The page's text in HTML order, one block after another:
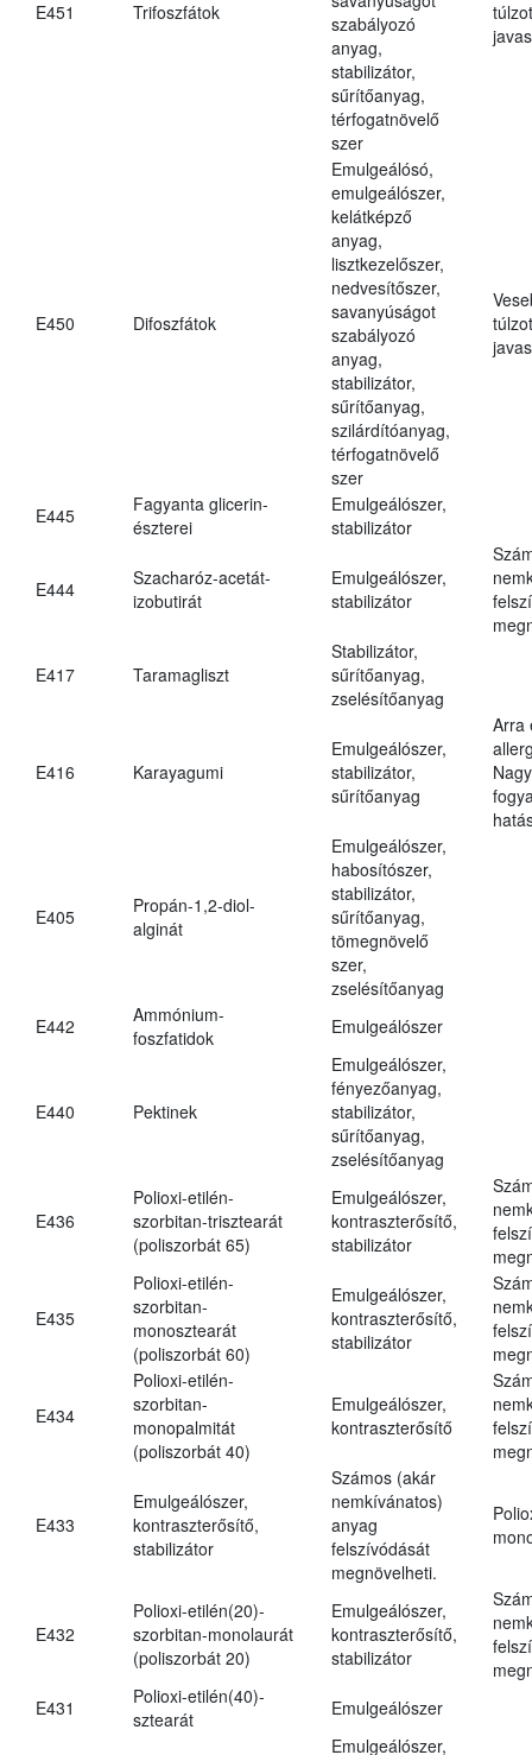
E451 Trifoszfátok
szabályozó
anyag,
stabilizátor,
sűrítőanyag,
térfogatnövelő
szer
E450 Difoszfátok
Emulgeálósó,
emulgeálószer,
kelátképző
anyag,
lisztkezelőszer,
nedvesítőszer,
savanyúságot
szabályozó
anyag,
stabilizátor,
sűrítőanyag,
szilárdítóanyag,
térfogatnövelő
szer
E445
Fagyanta glicerin-
észterei
Emulgeálószer,
stabilizátor
E444
Szacharóz-acetát-
izobutirát
Emulgeálószer,
stabilizátor
E417 Taramagliszt
Stabilizátor,
sűrítőanyag,
zselésítőanyag
E416 Karayagumi
Emulgeálószer,
stabilizátor,
sűrítőanyag
Arra
E405
Propán-1,2-diol-
alginát
Emulgeálószer,
habosítószer,
stabilizátor,
sűrítőanyag,
tömegnövelő
szer,
zselésítőanyag
E442
Ammónium-
foszfatidok
Emulgeálószer
E440 Pektinek
Emulgeálószer,
fényezőanyag,
stabilizátor,
sűrítőanyag,
zselésítőanyag
E436
Polioxi-etilén-
szorbitan-trisztearát
(poliszorbát 65)
Emulgeálószer,
kontraszterősítő,
stabilizátor
E435
Polioxi-etilén-
szorbitan-
monosztearát
(poliszorbát 60)
Emulgeálószer,
kontraszterősítő,
stabilizátor
E434
Polioxi-etilén-
szorbitan-
monopalmitát
(poliszorbát 40)
Emulgeálószer,
kontraszterősítő
E433
Emulgeálószer,
kontraszterősítő,
stabilizátor
Számos (akár
nemkívánatos)
anyag
felszívódását
megnövelheti.
E432
Polioxi-etilén(20)-
szorbitan-monolaurát
(poliszorbát 20)
Emulgeálószer,
kontraszterősítő,
stabilizátor
E431
Polioxi-etilén(40)-
sztearát
Emulgeálószer
Emulgeálószer,